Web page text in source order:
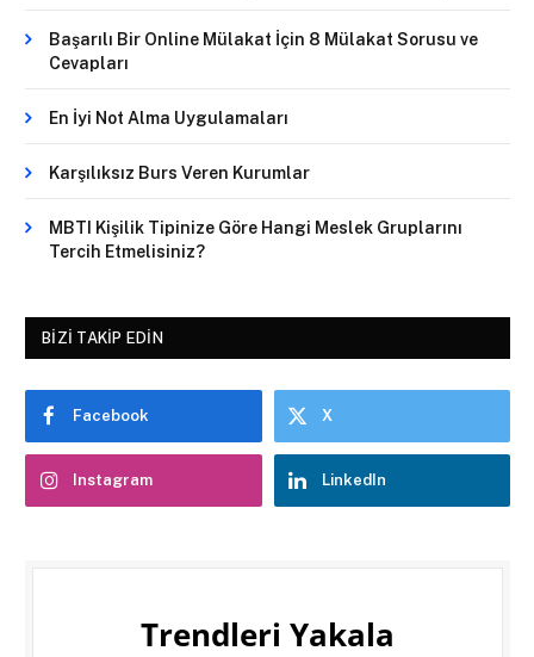
Başarılı Bir Online Mülakat İçin 8 Mülakat Sorusu ve
Cevapları
En İyi Not Alma Uygulamaları
Karşılıksız Burs Veren Kurumlar
MBTI Kişilik Tipinize Göre Hangi Meslek Gruplarını
Tercih Etmelisiniz?
BIZI TAKIP EDIN
Facebook X
Instagram LinkedIn
Trendleri Yakala